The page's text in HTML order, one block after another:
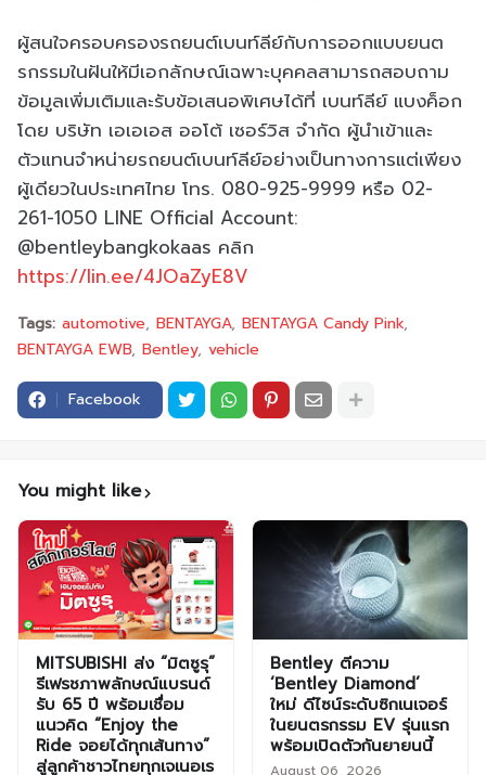
ผู้สนใจครอบครองรถยนต์เบนท์ลีย์กับการออกแบบยนต
รกรรมในฝันให้มีเอกลักษณ์เฉพาะบุคคลสามารถสอบถาม
ข้อมูลเพิ่มเติมและรับข้อเสนอพิเศษได้ที่ เบนท์ลีย์ แบงค็อก
โดย บริษัท เอเอเอส ออโต้ เซอร์วิส จำกัด ผู้นำเข้าและ
ตัวแทนจำหน่ายรถยนต์เบนท์ลีย์อย่างเป็นทางการแต่เพียง
ผู้เดียวในประเทศไทย โทร. 080-925-9999 หรือ 02-
261-1050 LINE Official Account:
@bentleybangkokaas คลิก
https://lin.ee/4JOaZyE8V
Tags: automotive BENTAYGA BENTAYGA Candy Pink
BENTAYGA EWB Bentley vehicle
Facebook
You might like
MITSUBISHI ส่ง “มิตซูรุ”
รีเฟรชภาพลักษณ์แบรนด์
รับ 65 ปี พร้อมเชื่อม
แนวคิด “Enjoy the
Ride จอยได้ทุกเส้นทาง”
สู่ลูกค้าชาวไทยทุกเจเนอเร
Bentley ตีความ
‘Bentley Diamond’
ใหม่ ดีไซน์ระดับซิกเนเจอร์
ในยนตรกรรม EV รุ่นแรก
พร้อมเปิดตัวกันยายนนี้
August 06, 2026